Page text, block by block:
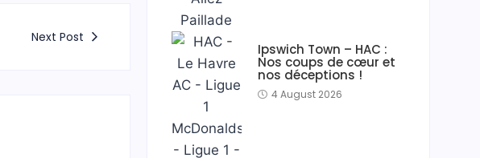
Next Post
Ipswich Town – HAC :
Nos coups de cœur et
nos déceptions !
4 August 2026